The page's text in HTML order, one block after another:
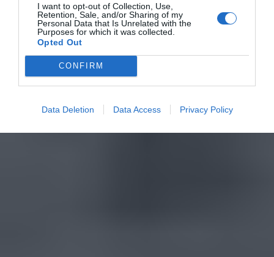
I want to opt-out of Collection, Use,
Retention, Sale, and/or Sharing of my
Personal Data that Is Unrelated with the
Purposes for which it was collected.
Opted Out
CONFIRM
Data Deletion Data Access Privacy Policy